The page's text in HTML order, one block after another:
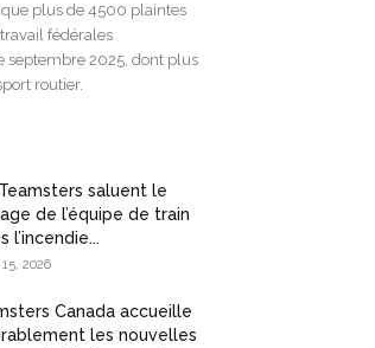
que plus de 4500 plaintes
fédérales
septembre 2025, dont plus
routier.
saluent le
de l’équipe de train
l’incendie...
2026
Canada accueille
les nouvelles